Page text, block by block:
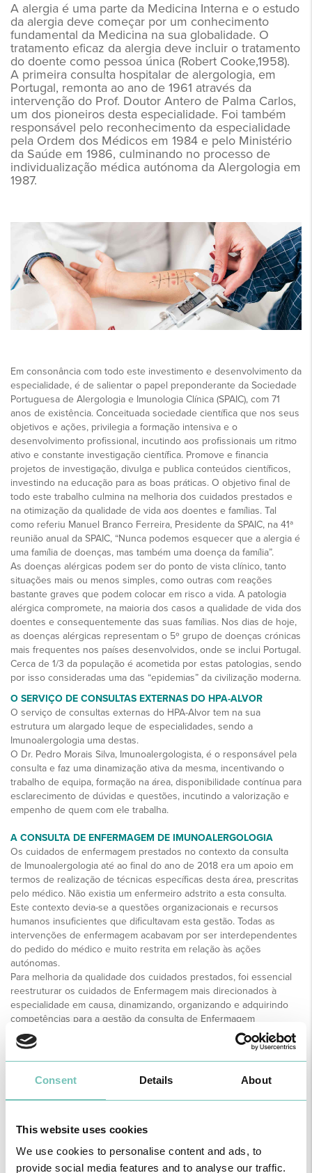
Consent Details About
This website uses cookies
We use cookies to personalise content and ads, to
provide social media features and to analyse our traffic.
A alergia é uma parte da Medicina Interna e o estudo
da alergia deve começar por um conhecimento
fundamental da Medicina na sua globalidade. O
tratamento eficaz da alergia deve incluir o tratamento
do doente como pessoa única (Robert Cooke,1958).
A primeira consulta hospitalar de alergologia, em
Portugal, remonta ao ano de 1961 através da
intervenção do Prof. Doutor Antero de Palma Carlos,
um dos pioneiros desta especialidade. Foi também
responsável pelo reconhecimento da especialidade
pela Ordem dos Médicos em 1984 e pelo Ministério
da Saúde em 1986, culminando no processo de
individualização médica autónoma da Alergologia em
1987.
Em consonância com todo este investimento e desenvolvimento da
especialidade, é de salientar o papel preponderante da Sociedade
Portuguesa de Alergologia e Imunologia Clínica (SPAIC), com 71
anos de existência. Conceituada sociedade científica que nos seus
objetivos e ações, privilegia a formação intensiva e o
desenvolvimento profissional, incutindo aos profissionais um ritmo
ativo e constante investigação científica. Promove e financia
projetos de investigação, divulga e publica conteúdos científicos,
investindo na educação para as boas práticas. O objetivo final de
todo este trabalho culmina na melhoria dos cuidados prestados e
na otimização da qualidade de vida aos doentes e famílias. Tal
como referiu Manuel Branco Ferreira, Presidente da SPAIC, na 41ª
reunião anual da SPAIC, “Nunca podemos esquecer que a alergia é
uma família de doenças, mas também uma doença da família”.
As doenças alérgicas podem ser do ponto de vista clínico, tanto
situações mais ou menos simples, como outras com reações
bastante graves que podem colocar em risco a vida. A patologia
alérgica compromete, na maioria dos casos a qualidade de vida dos
doentes e consequentemente das suas famílias. Nos dias de hoje,
as doenças alérgicas representam o 5º grupo de doenças crónicas
mais frequentes nos países desenvolvidos, onde se inclui Portugal.
Cerca de 1/3 da população é acometida por estas patologias, sendo
por isso consideradas uma das “epidemias” da civilização moderna.
O SERVIÇO DE CONSULTAS EXTERNAS DO HPA-ALVOR
O serviço de consultas externas do HPA-Alvor tem na sua
estrutura um alargado leque de especialidades, sendo a
Imunoalergologia uma destas.
O Dr. Pedro Morais Silva, Imunoalergologista, é o responsável pela
consulta e faz uma dinamização ativa da mesma, incentivando o
trabalho de equipa, formação na área, disponibilidade contínua para
esclarecimento de dúvidas e questões, incutindo a valorização e
empenho de quem com ele trabalha.
A CONSULTA DE ENFERMAGEM DE IMUNOALERGOLOGIA
Os cuidados de enfermagem prestados no contexto da consulta
de Imunoalergologia até ao final do ano de 2018 era um apoio em
termos de realização de técnicas específicas desta área, prescritas
pelo médico. Não existia um enfermeiro adstrito a esta consulta.
Este contexto devia-se a questões organizacionais e recursos
humanos insuficientes que dificultavam esta gestão. Todas as
intervenções de enfermagem acabavam por ser interdependentes
do pedido do médico e muito restrita em relação às ações
autónomas.
Para melhoria da qualidade dos cuidados prestados, foi essencial
reestruturar os cuidados de Enfermagem mais direcionados à
especialidade em causa, dinamizando, organizando e adquirindo
competências para a gestão da consulta de Enfermagem
estruturada e autónoma. Todos os projetos têm por base pilares
essenciais ao seu desenvolvimento e, sem dúvida questões como
interesse, empenho, dedicação e esforço são pontos essenciais
para atingir o objetivo final.
pessoal e organizacional foi possível iniciar este caminho e, como
Portugal não existe formação específica de Imunoalergologia para
SPAIC já dinamizou várias ações com enfermeiros que